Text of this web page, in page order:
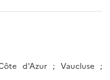
d'Azur ; Vaucluse ;